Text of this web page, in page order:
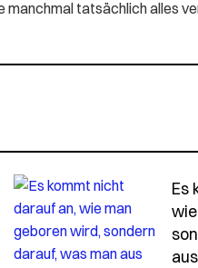
manchmal tatsächlich alles
unsere-herkunft
Es